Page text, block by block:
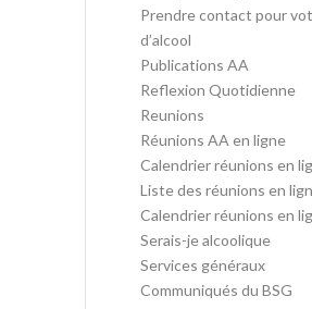
Prendre contact pour
d’alcool
Publications AA
Reflexion Quotidienne
Reunions
Réunions AA en ligne
Calendrier réunions en
Liste des réunions en
Calendrier réunions en
Serais-je alcoolique
Services généraux
Communiqués du BSG